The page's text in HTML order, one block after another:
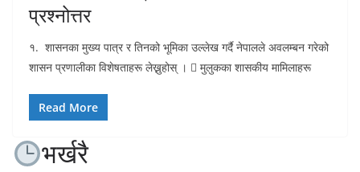
प्रश्नोत्तर
१. शासनका मुख्य पात्र र तिनको भूमिका उल्लेख गर्दै नेपालले अवलम्बन गरेको
शासन प्रणालीका विशेषताहरू लेख्नुहोस् ।  मुलुकका शासकीय मामिलाहरू
Read More
भर्खरै